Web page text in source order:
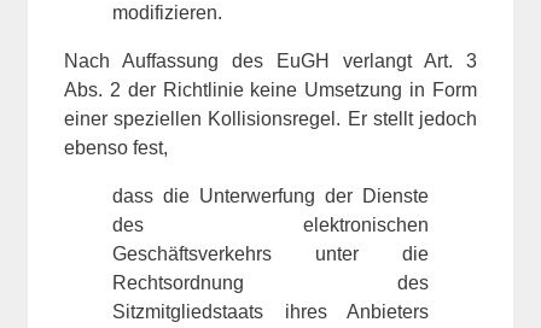
modifizieren.
Nach Auffassung des EuGH verlangt Art. 3
Abs. 2 der Richtlinie keine Umsetzung in Form
einer speziellen Kollisionsregel. Er stellt jedoch
ebenso fest,
dass die Unterwerfung der Dienste
des elektronischen
Geschäftsverkehrs unter die
Rechtsordnung des
Sitzmitgliedstaats ihres Anbieters